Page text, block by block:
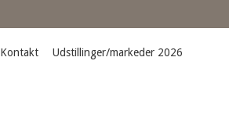
Kontakt Udstillinger/markeder 2026